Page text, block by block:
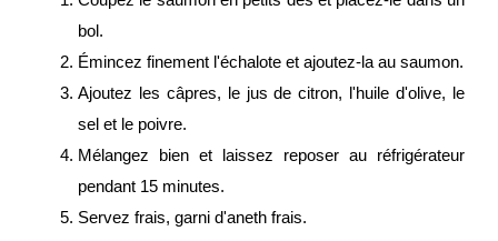
bol.
Émincez finement l'échalote et ajoutez-la au saumon.
Ajoutez les câpres, le jus de citron, l'huile d'olive, le
sel et le poivre.
Mélangez bien et laissez reposer au réfrigérateur
pendant 15 minutes.
Servez frais, garni d'aneth frais.